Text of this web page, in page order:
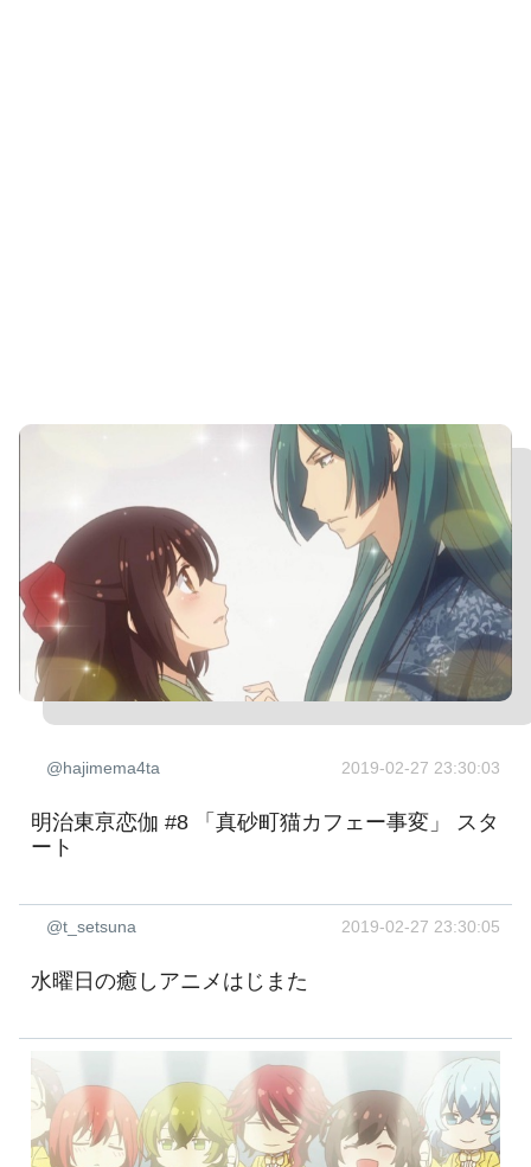
@hajimema4ta 2019-02-27 23:30:03
明治東亰恋伽 #8 「真砂町猫カフェー事変」 スタ
ート
@t_setsuna 2019-02-27 23:30:05
水曜日の癒しアニメはじまた